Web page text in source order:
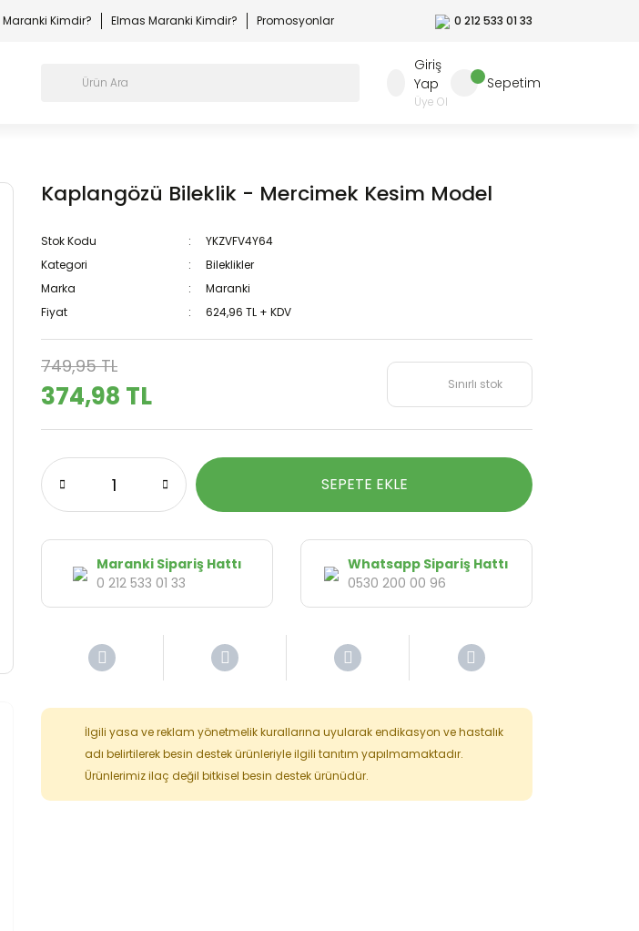
Kimdir? Elmas Maranki Kimdir? Promosyonlar 0 212 533 01 33
Giriş
Yap
Üye Ol
Sepetim
Kaplangözü Bileklik - Mercimek Kesim Model
Stok Kodu
YKZVFV4Y64
Kategori
Bileklikler
Marka
Maranki
Fiyat
624,96 TL + KDV
749,95 TL
374,98 TL Sınırlı stok
SEPETE EKLE
Maranki Sipariş Hattı
0 212 533 01 33
Whatsapp Sipariş Hattı
0530 200 00 96
İlgili yasa ve reklam yönetmelik kurallarına uyularak endikasyon ve hastalık
adı belirtilerek besin destek ürünleriyle ilgili tanıtım yapılmamaktadır.
Ürünlerimiz ilaç değil bitkisel besin destek ürünüdür.